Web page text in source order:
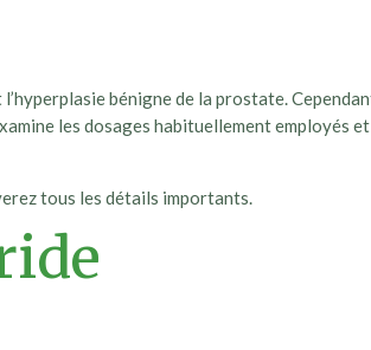
bénigne de la prostate.
les dosages habituellement employés
tous les détails importants.